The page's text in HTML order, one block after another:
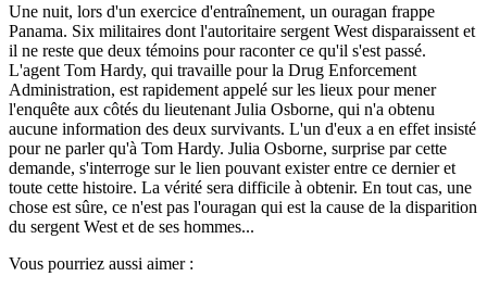
Une nuit, lors d'un exercice d'entraînement, un ouragan frappe
Panama. Six militaires dont l'autoritaire sergent West disparaissent et
il ne reste que deux témoins pour raconter ce qu'il s'est passé.
L'agent Tom Hardy, qui travaille pour la Drug Enforcement
Administration, est rapidement appelé sur les lieux pour mener
l'enquête aux côtés du lieutenant Julia Osborne, qui n'a obtenu
aucune information des deux survivants. L'un d'eux a en effet insisté
pour ne parler qu'à Tom Hardy. Julia Osborne, surprise par cette
demande, s'interroge sur le lien pouvant exister entre ce dernier et
toute cette histoire. La vérité sera difficile à obtenir. En tout cas, une
chose est sûre, ce n'est pas l'ouragan qui est la cause de la disparition
du sergent West et de ses hommes...
Vous pourriez aussi aimer :